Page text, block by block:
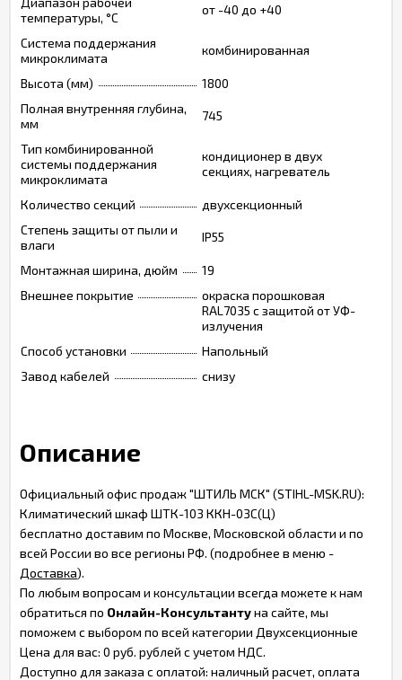
температуры, °С
от -40 до +40
Система поддержания
микроклимата
комбинированная
Высота (мм)
1800
Полная внутренняя глубина,
мм
745
Тип комбинированной
системы поддержания
микроклимата
кондиционер в двух
секциях, нагреватель
Количество секций
двухсекционный
Степень защиты от пыли и
влаги
IP55
Монтажная ширина, дюйм
19
Внешнее покрытие
окраска порошковая
RAL7035 с защитой от УФ-
излучения
Способ установки
Напольный
Завод кабелей
снизу
Описание
Официальный офис продаж "ШТИЛЬ МСК" (STIHL-MSK.RU):
Климатический шкаф ШТК-103 ККН-03С(Ц)
бесплатно доставим по Москве, Московской области и по
всей России во все регионы РФ. (подробнее в меню -
Доставка).
По любым вопросам и консультации всегда можете к нам
обратиться по Онлайн-Консультантуна сайте, мы
поможем с выбором по всей категории Двухсекционные
Цена для вас: 0 руб. рублей с учетом НДС.
Доступно для заказа с оплатой: наличный расчет, оплата